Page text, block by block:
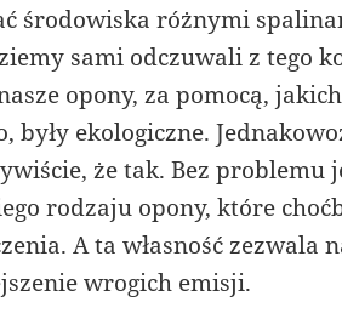
środowiska różnymi
sami odczuwali z tego
opony, za pomocą, jakich
były ekologiczne.
że tak. Bez problemu
rodzaju opony, które
A ta własność zezwala
wrogich emisji.